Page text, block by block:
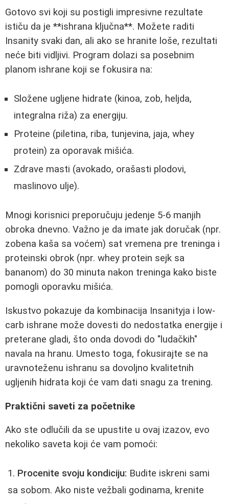
Gotovo svi koji su postigli impresivne rezultate
ističu da je **ishrana ključna**. Možete raditi
Insanity svaki dan, ali ako se hranite loše, rezultati
neće biti vidljivi. Program dolazi sa posebnim
planom ishrane koji se fokusira na:
Složene ugljene hidrate (kinoa, zob, heljda,
integralna riža) za energiju.
Proteine (piletina, riba, tunjevina, jaja, whey
protein) za oporavak mišića.
Zdrave masti (avokado, orašasti plodovi,
maslinovo ulje).
Mnogi korisnici preporučuju jedenje 5-6 manjih
obroka dnevno. Važno je da imate jak doručak (npr.
zobena kaša sa voćem) sat vremena pre treninga i
proteinski obrok (npr. whey protein sejk sa
bananom) do 30 minuta nakon treninga kako biste
pomogli oporavku mišića.
Iskustvo pokazuje da kombinacija Insanityja i low-
carb ishrane može dovesti do nedostatka energije i
preterane gladi, što onda dovodi do "ludačkih"
navala na hranu. Umesto toga, fokusirajte se na
uravnoteženu ishranu sa dovoljno kvalitetnih
ugljenih hidrata koji će vam dati snagu za trening.
Praktični saveti za početnike
Ako ste odlučili da se upustite u ovaj izazov, evo
nekoliko saveta koji će vam pomoći:
Procenite svoju kondiciju: Budite iskreni sami
sa sobom. Ako niste vežbali godinama, krenite